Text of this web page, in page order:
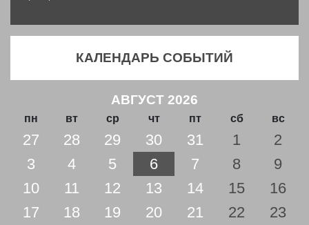
КАЛЕНДАРЬ СОБЫТИЙ
АВГУСТ 2026
пн вт ср чт пт сб вс
27 28 29 30 31 1
2
3
4 5 6 7 8
9
10
11 12 13 14 15
16
17
18 19 20 21 22
23